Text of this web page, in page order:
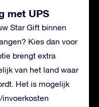
met UPS
Star Gift binnen
Kies dan voor
brengt extra
van het land waar
Het is mogelijk